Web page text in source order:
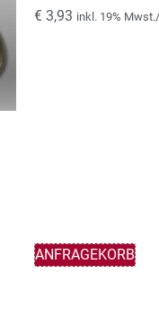
€ 3,93 inkl. 19%
ANFRAGEKORB